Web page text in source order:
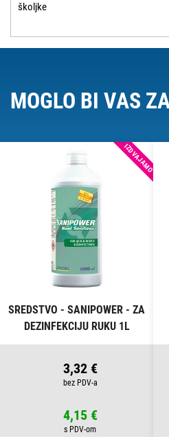
školjke
MOGLO BI VAS
IZDVAJAMO
SREDSTVO - SANIPOWER - ZA
DEZINFEKCIJU RUKU 1L
3,32 €
4,15 €